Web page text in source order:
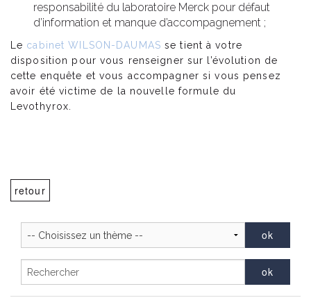
responsabilité du laboratoire Merck pour défaut
d’information et manque d’accompagnement ;
Le cabinet WILSON-DAUMAS se tient à votre
disposition pour vous renseigner sur l’évolution de
cette enquête et vous accompagner si vous pensez
avoir été victime de la nouvelle formule du
Levothyrox.
retour